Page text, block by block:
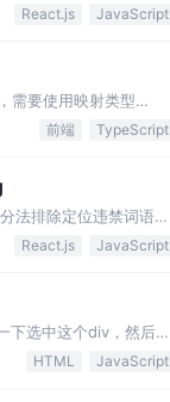
文字，前端这边完全可
React.js JavaScript
需要使用映射类型
回never =》 对映射类
前端 TypeScript
法排除定位违禁词语，
浏览了，给200个小伙
React.js JavaScript
下选中这个div，然后按
那好，我改style。
HTML JavaScript